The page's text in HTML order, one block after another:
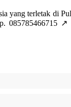
terletak di